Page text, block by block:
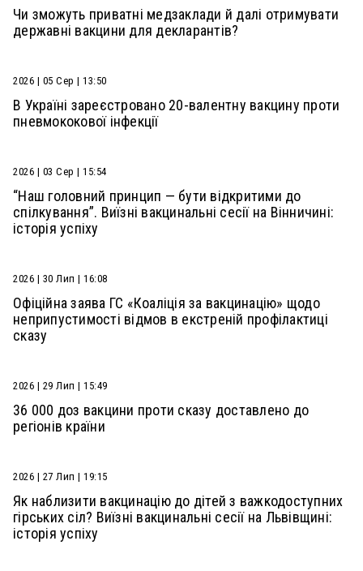
Чи зможуть приватні медзаклади й далі отримувати
державні вакцини для декларантів?
2026 | 05 Сер | 13:50
В Україні зареєстровано 20-валентну вакцину проти
пневмококової інфекції
2026 | 03 Сер | 15:54
“Наш головний принцип — бути відкритими до
спілкування”. Виїзні вакцинальні сесії на Вінничині:
історія успіху
2026 | 30 Лип | 16:08
Офіційна заява ГС «Коаліція за вакцинацію» щодо
неприпустимості відмов в екстреній профілактиці
сказу
2026 | 29 Лип | 15:49
36 000 доз вакцини проти сказу доставлено до
регіонів країни
2026 | 27 Лип | 19:15
Як наблизити вакцинацію до дітей з важкодоступних
гірських сіл? Виїзні вакцинальні сесії на Львівщині:
історія успіху